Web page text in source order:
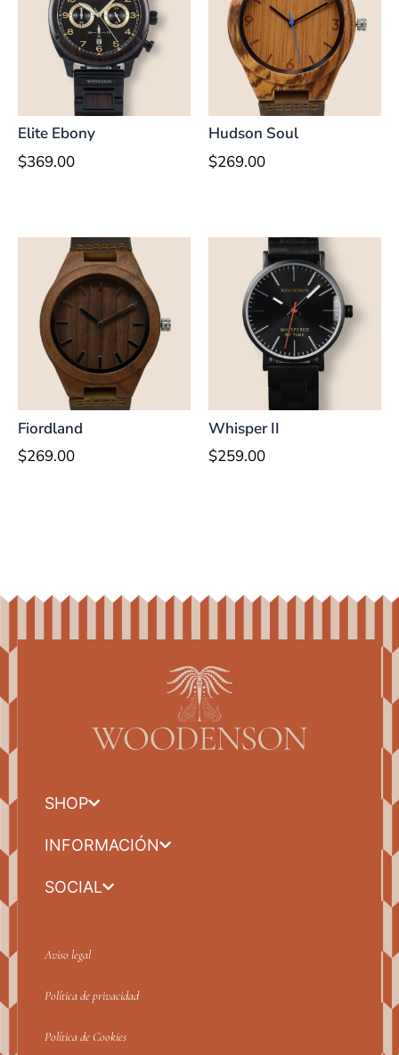
Elite Ebony
$369.00
Hudson Soul
$269.00
Fiordland
$269.00
Whisper II
$259.00
SHOP
INFORMACIÓN
SOCIAL
Aviso legal
Política de privacidad
Política de Cookies